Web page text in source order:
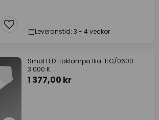
Leveranstid: 3 - 4 veckor
Smal LED-taklampa Ilia-ILG/0600
3 000 K
1 377,00 kr